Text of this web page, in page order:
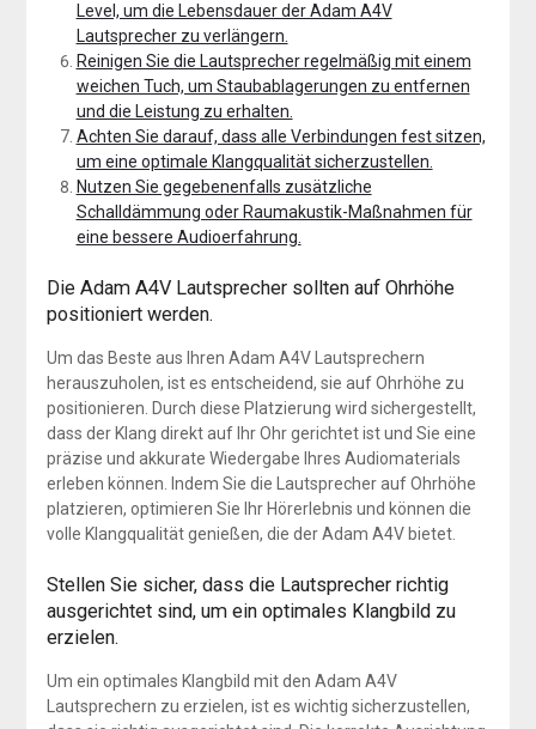
Level, um die Lebensdauer der Adam A4V
Lautsprecher zu verlängern.
Reinigen Sie die Lautsprecher regelmäßig mit einem
weichen Tuch, um Staubablagerungen zu entfernen
und die Leistung zu erhalten.
Achten Sie darauf, dass alle Verbindungen fest sitzen,
um eine optimale Klangqualität sicherzustellen.
Nutzen Sie gegebenenfalls zusätzliche
Schalldämmung oder Raumakustik-Maßnahmen für
eine bessere Audioerfahrung.
Die Adam A4V Lautsprecher sollten auf Ohrhöhe
positioniert werden.
Um das Beste aus Ihren Adam A4V Lautsprechern
herauszuholen, ist es entscheidend, sie auf Ohrhöhe zu
positionieren. Durch diese Platzierung wird sichergestellt,
dass der Klang direkt auf Ihr Ohr gerichtet ist und Sie eine
präzise und akkurate Wiedergabe Ihres Audiomaterials
erleben können. Indem Sie die Lautsprecher auf Ohrhöhe
platzieren, optimieren Sie Ihr Hörerlebnis und können die
volle Klangqualität genießen, die der Adam A4V bietet.
Stellen Sie sicher, dass die Lautsprecher richtig
ausgerichtet sind, um ein optimales Klangbild zu
erzielen.
Um ein optimales Klangbild mit den Adam A4V
Lautsprechern zu erzielen, ist es wichtig sicherzustellen,